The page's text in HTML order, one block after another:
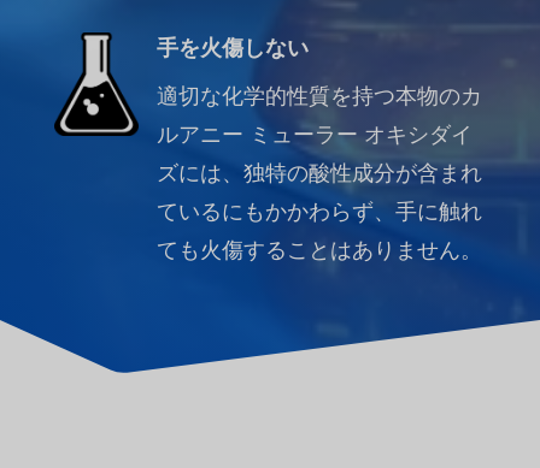
手を火傷しない
適切な化学的性質を持つ本物のカ
ルアニー ミューラー オキシダイ
ズには、独特の酸性成分が含まれ
ているにもかかわらず、手に触れ
ても火傷することはありません。